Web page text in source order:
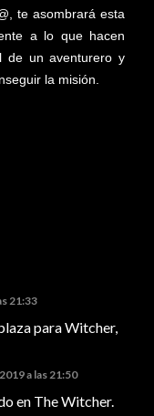
te asombrará esta
a lo que hacen
de un aventurero y
la misión.
21:33
para Witcher,
a las 21:50
en The Witcher.